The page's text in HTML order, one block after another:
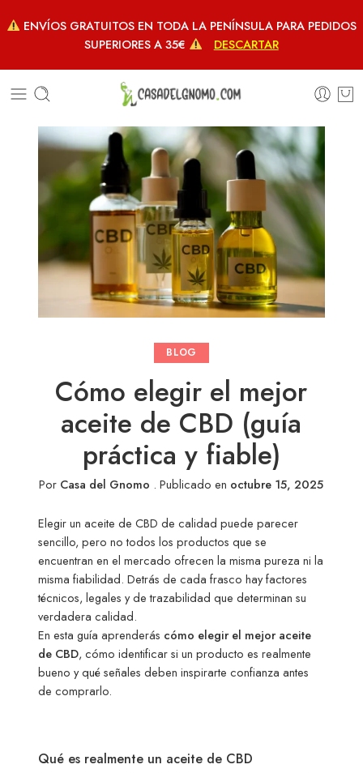
ENVÍOS GRATUITOS EN TODA LA PENÍNSULA PARA PEDIDOS
SUPERIORES A 35€
DESCARTAR
BLOG
Cómo elegir el mejor
aceite de CBD (guía
práctica y fiable)
Por Casa del Gnomo . Publicado en octubre 15, 2025
Elegir un aceite de CBD de calidad puede parecer
sencillo, pero no todos los productos que se
encuentran en el mercado ofrecen la misma pureza ni la
misma fiabilidad. Detrás de cada frasco hay factores
técnicos, legales y de trazabilidad que determinan su
verdadera calidad.
En esta guía aprenderás cómo elegir el mejor aceite
de CBD, cómo identificar si un producto es realmente
bueno y qué señales deben inspirarte confianza antes
de comprarlo.
Qué es realmente un aceite de CBD